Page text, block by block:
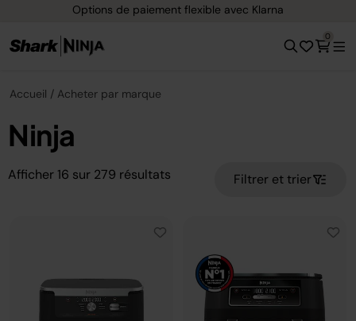
Options de paiement flexible avec Klarna
0
Accueil Acheter par marque
Ninja
Afficher 16 sur 279 résultats Filtrer et trier